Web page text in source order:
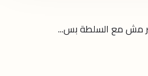
مش مع السلطة بس...